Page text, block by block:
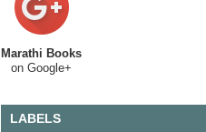
Marathi Books
on Google+
LABELS